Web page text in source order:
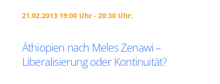
21.02.2013 19:00 Uhr - 20:30 Uhr:
Äthiopien nach Meles Zenawi –
Liberalisierung oder Kontinuität?